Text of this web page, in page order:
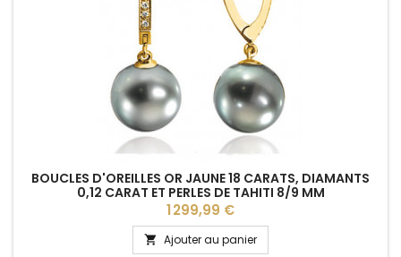
BOUCLES D'OREILLES OR JAUNE 18 CARATS, DIAMANTS
0,12 CARAT ET PERLES DE TAHITI 8/9 MM
Prix
1 299,99 €
 Ajouter au panier